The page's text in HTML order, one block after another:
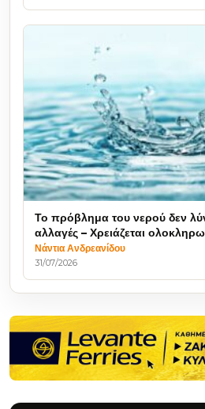
Το πρόβλημα του νερού δεν
αλλαγές – Χρειάζεται
Νάντια Ανδρεανίδου
31/07/2026